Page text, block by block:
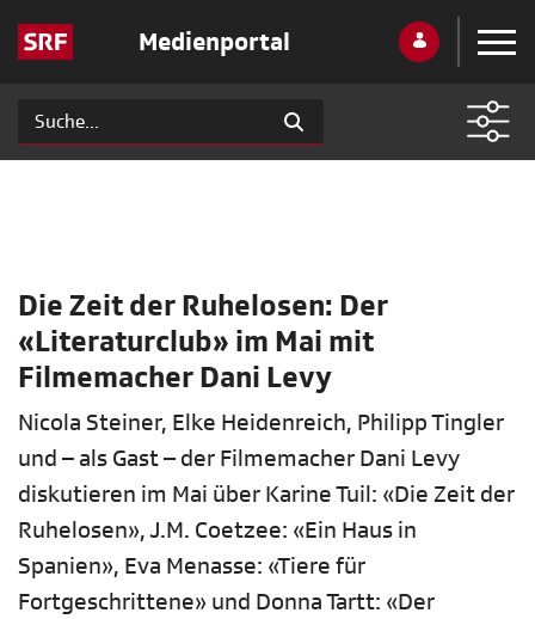
Medienportal
Die Zeit der Ruhelosen: Der
«Literaturclub» im Mai mit
Filmemacher Dani Levy
Nicola Steiner, Elke Heidenreich, Philipp Tingler
und – als Gast – der Filmemacher Dani Levy
diskutieren im Mai über Karine Tuil: «Die Zeit der
Ruhelosen», J.M. Coetzee: «Ein Haus in
Spanien», Eva Menasse: «Tiere für
Fortgeschrittene» und Donna Tartt: «Der